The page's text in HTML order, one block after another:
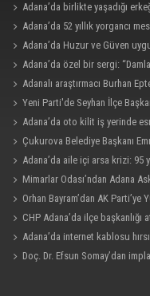
Adana’da birlikte yaşadığı
Adana’da 52 yıllık yorgancı
çocuğuma bile öğretemedim”
Adana’da Huzur ve Güven
Adana’da özel bir sergi:
Adanalı araştırmacı Burhan
Yeni Parti'de Seyhan İlçe
Adana’da oto kilit iş yerinde
Çukurova Belediye Başkanı
Adana’da aile içi arsa krizi: 95
milyonun 13 milyonu harcandı
Mimarlar Odası’ndan Adana
amaç dışı kullanılmamalı”
Orhan Bayram’dan AK
ne yaptınız? Siz önce onu anlatın”
CHP Adana’da ilçe başkanlığı
Adana’da internet kablosu
internet erişimi kesildi
Doç. Dr. Efsun Somay’dan